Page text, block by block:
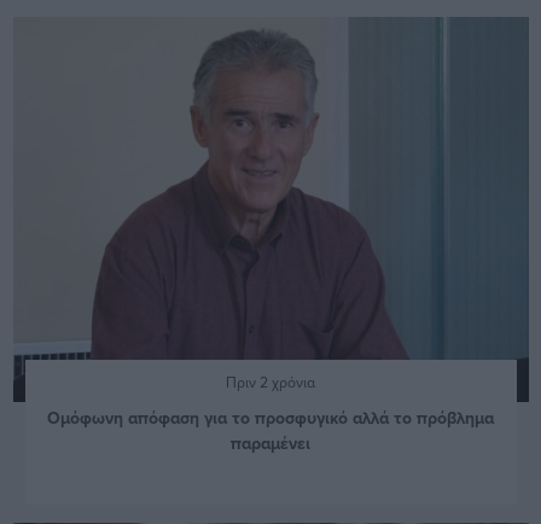
Πριν 2 χρόνια
Ομόφωνη απόφαση για το προσφυγικό αλλά το πρόβλημα
παραμένει